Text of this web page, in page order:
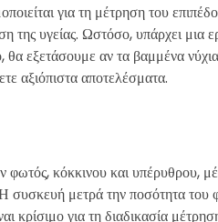
για τη μέτρηση του
της υγείας. Ωστόσο, υπάρχει
θα εξετάσουμε αν τα βαμμένα
αξιόπιστα αποτελέσματα.
κόκκινου και υπέρυθρου,
συσκευή μετρά την ποσότητα
κρίσιμο για τη διαδικασία